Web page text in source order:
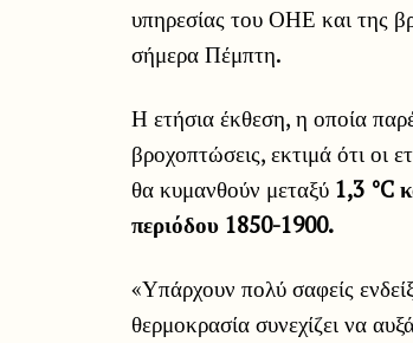
υπηρεσίας του ΟΗΕ και της
σήμερα Πέμπτη.
Η ετήσια έκθεση, η οποία
βροχοπτώσεις, εκτιμά ότι οι
θα κυμανθούν μεταξύ 1,3 °C
περιόδου 1850-1900.
«Υπάρχουν πολύ σαφείς
θερμοκρασία συνεχίζει να